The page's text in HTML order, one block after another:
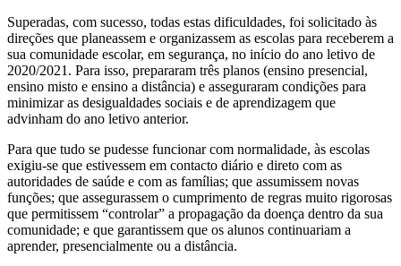
Superadas, com sucesso, todas estas dificuldades, foi solicitado às
direções que planeassem e organizassem as escolas para receberem a
sua comunidade escolar, em segurança, no início do ano letivo de
2020/2021. Para isso, prepararam três planos (ensino presencial,
ensino misto e ensino a distância) e asseguraram condições para
minimizar as desigualdades sociais e de aprendizagem que
advinham do ano letivo anterior.
Para que tudo se pudesse funcionar com normalidade, às escolas
exigiu-se que estivessem em contacto diário e direto com as
autoridades de saúde e com as famílias; que assumissem novas
funções; que assegurassem o cumprimento de regras muito rigorosas
que permitissem “controlar” a propagação da doença dentro da sua
comunidade; e que garantissem que os alunos continuariam a
aprender, presencialmente ou a distância.